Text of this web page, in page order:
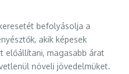
befolyásolja a
akik képesek
előállítani, magasabb árat
növeli jövedelmüket.